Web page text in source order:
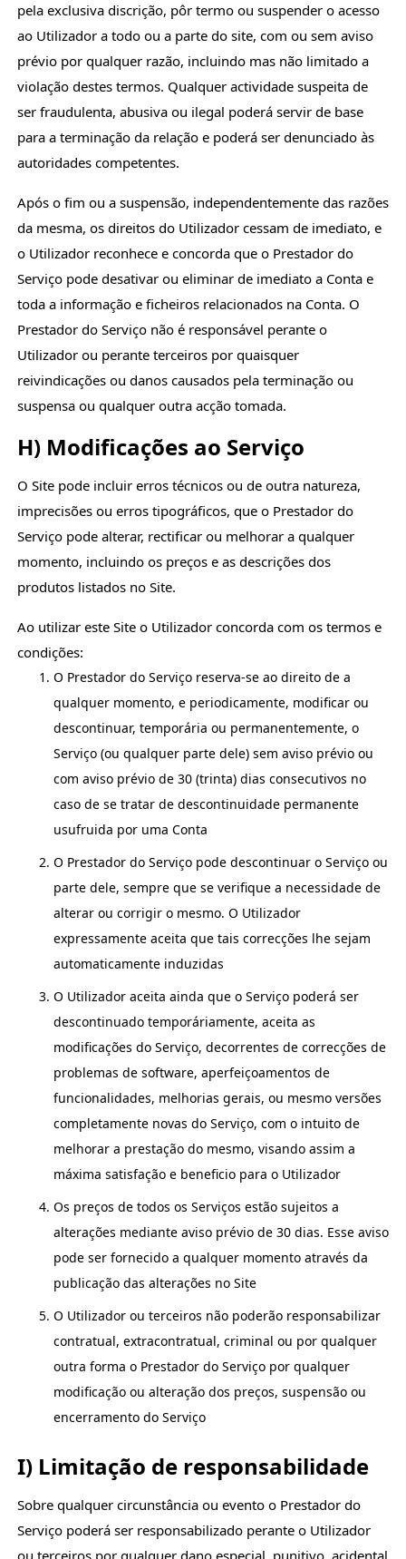
pela exclusiva discrição, pôr termo ou suspender o acesso
ao Utilizador a todo ou a parte do site, com ou sem aviso
prévio por qualquer razão, incluindo mas não limitado a
violação destes termos. Qualquer actividade suspeita de
ser fraudulenta, abusiva ou ilegal poderá servir de base
para a terminação da relação e poderá ser denunciado às
autoridades competentes.
Após o fim ou a suspensão, independentemente das razões
da mesma, os direitos do Utilizador cessam de imediato, e
o Utilizador reconhece e concorda que o Prestador do
Serviço pode desativar ou eliminar de imediato a Conta e
toda a informação e ficheiros relacionados na Conta. O
Prestador do Serviço não é responsável perante o
Utilizador ou perante terceiros por quaisquer
reivindicações ou danos causados pela terminação ou
suspensa ou qualquer outra acção tomada.
H) Modificações ao Serviço
O Site pode incluir erros técnicos ou de outra natureza,
imprecisões ou erros tipográficos, que o Prestador do
Serviço pode alterar, rectificar ou melhorar a qualquer
momento, incluindo os preços e as descrições dos
produtos listados no Site.
Ao utilizar este Site o Utilizador concorda com os termos e
condições:
O Prestador do Serviço reserva-se ao direito de a
qualquer momento, e periodicamente, modificar ou
descontinuar, temporária ou permanentemente, o
Serviço (ou qualquer parte dele) sem aviso prévio ou
com aviso prévio de 30 (trinta) dias consecutivos no
caso de se tratar de descontinuidade permanente
usufruida por uma Conta
O Prestador do Serviço pode descontinuar o Serviço ou
parte dele, sempre que se verifique a necessidade de
alterar ou corrigir o mesmo. O Utilizador
expressamente aceita que tais correcções lhe sejam
automaticamente induzidas
O Utilizador aceita ainda que o Serviço poderá ser
descontinuado temporáriamente, aceita as
modificações do Serviço, decorrentes de correcções de
problemas de software, aperfeiçoamentos de
funcionalidades, melhorias gerais, ou mesmo versões
completamente novas do Serviço, com o intuito de
melhorar a prestação do mesmo, visando assim a
máxima satisfação e beneficio para o Utilizador
Os preços de todos os Serviços estão sujeitos a
alterações mediante aviso prévio de 30 dias. Esse aviso
pode ser fornecido a qualquer momento através da
publicação das alterações no Site
O Utilizador ou terceiros não poderão responsabilizar
contratual, extracontratual, criminal ou por qualquer
outra forma o Prestador do Serviço por qualquer
modificação ou alteração dos preços, suspensão ou
encerramento do Serviço
I) Limitação de responsabilidade
Sobre qualquer circunstância ou evento o Prestador do
Serviço poderá ser responsabilizado perante o Utilizador
ou terceiros por qualquer dano especial, punitivo, acidental